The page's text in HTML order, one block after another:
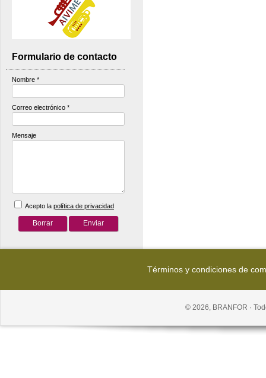
Formulario de contacto
Nombre *
Correo electrónico *
Mensaje
Acepto la política de privacidad
Términos y condiciones de
© 2026, BRANFOR ·